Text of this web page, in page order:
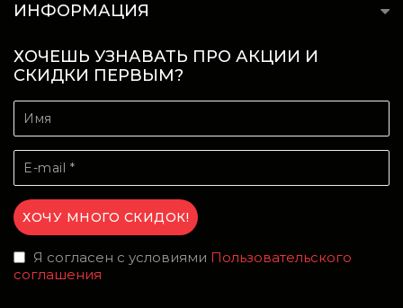
ИНФОРМАЦИЯ
ХОЧЕШЬ УЗНАВАТЬ ПРО АКЦИИ И
СКИДКИ ПЕРВЫМ?
Я согласен с условиями Пользовательского
соглашения